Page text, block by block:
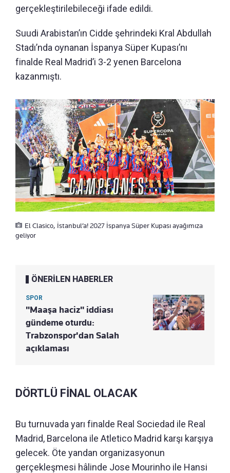
gerçekleştirilebileceği ifade edildi.
Suudi Arabistan’ın Cidde şehrindeki Kral Abdullah
Stadı’nda oynanan İspanya Süper Kupası’nı
finalde Real Madrid’i 3-2 yenen Barcelona
kazanmıştı.
El Clasico, İstanbul’a! 2027 İspanya Süper Kupası ayağımıza
geliyor
ÖNERİLEN HABERLER
SPOR
"Maaşa haciz" iddiası
gündeme oturdu:
Trabzonspor'dan Salah
açıklaması
DÖRTLÜ FİNAL OLACAK
Bu turnuvada yarı finalde Real Sociedad ile Real
Madrid, Barcelona ile Atletico Madrid karşı karşıya
gelecek. Öte yandan organizasyonun
gerçekleşmesi hâlinde Jose Mourinho ile Hansi